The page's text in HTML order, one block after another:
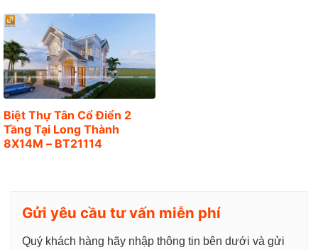
g
Biệt Thự Tân Cổ Điển 2
Tầng Tại Long Thành
8X14M – BT21114
Gửi yêu cầu tư vấn miễn phí
Quý khách hàng hãy nhập thông tin bên dưới và gửi